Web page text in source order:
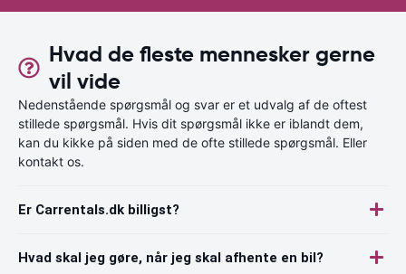
Hvad de fleste mennesker gerne
vil vide
Nedenstående spørgsmål og svar er et udvalg af de oftest
stillede spørgsmål. Hvis dit spørgsmål ikke er iblandt dem,
kan du kikke på siden med de ofte stillede spørgsmål. Eller
kontakt os.
Er Carrentals.dk billigst?
Hvad skal jeg gøre, når jeg skal afhente en bil?